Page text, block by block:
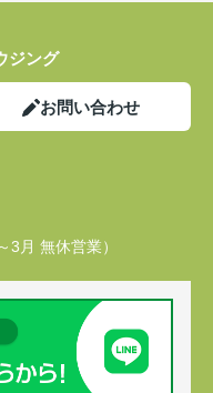
ジング
お問い合わせ
3月 無休営業）